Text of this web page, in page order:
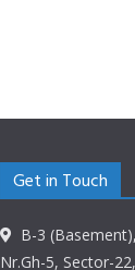
Get in Touch
B-3
Nr.Gh-5, Sector-